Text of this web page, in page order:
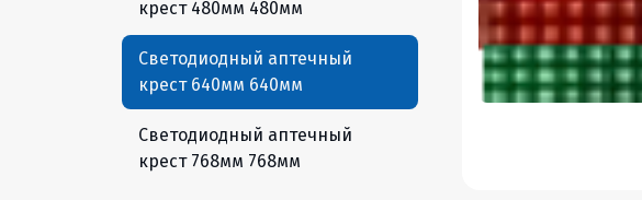
крест 480мм 480мм
Светодиодный аптечный
крест 640мм 640мм
Светодиодный аптечный
крест 768мм 768мм